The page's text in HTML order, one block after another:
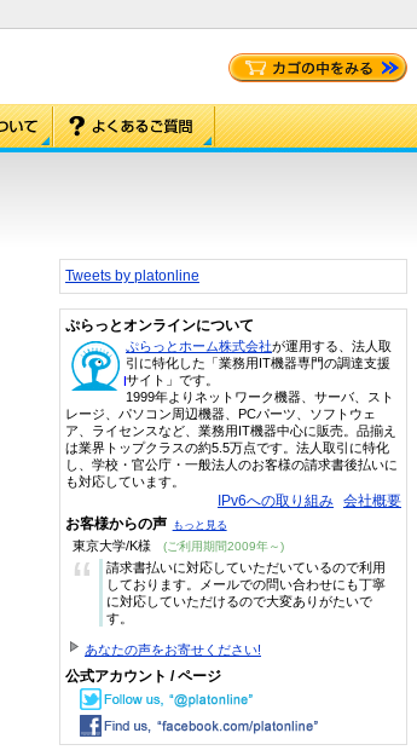
Tweets by platonline
ぷらっとオンラインについて
ぷらっとホーム株式会社が運用する、法人取
引に特化した「業務用IT機器専門の調達支援
サイト」です。
1999年よりネットワーク機器、サーバ、スト
レージ、パソコン周辺機器、PCパーツ、ソフトウェ
ア、ライセンスなど、業務用IT機器中心に販売。品揃え
は業界トップクラスの約5.5万点です。法人取引に特化
し、学校・官公庁・一般法人のお客様の請求書後払いに
も対応しています。
IPv6への取り組み 会社概要
お客様からの声 もっと見る
東京大学/K様 (ご利用期間2009年～)
“
請求書払いに対応していただいているので利用
しております。メールでの問い合わせにも丁寧
に対応していただけるので大変ありがたいで
す。
あなたの声をお寄せください!
公式アカウント / ページ